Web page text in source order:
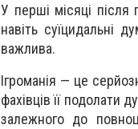
У перші місяці після
навіть суїцидальні
важлива.
Ігроманія — це
фахівців її
залежного до